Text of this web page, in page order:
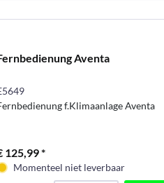
Aventa
f.Klimaanlage Aventa
125,99 *
Momenteel niet leverbaar